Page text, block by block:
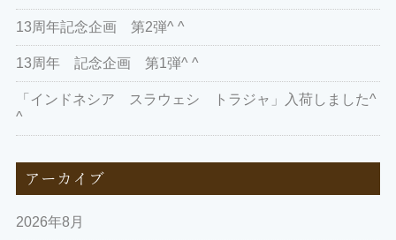
13周年記念企画 第2弾^ ^
13周年 記念企画 第1弾^ ^
「インドネシア スラウェシ トラジャ」入荷しました^
^
アーカイブ
2026年8月